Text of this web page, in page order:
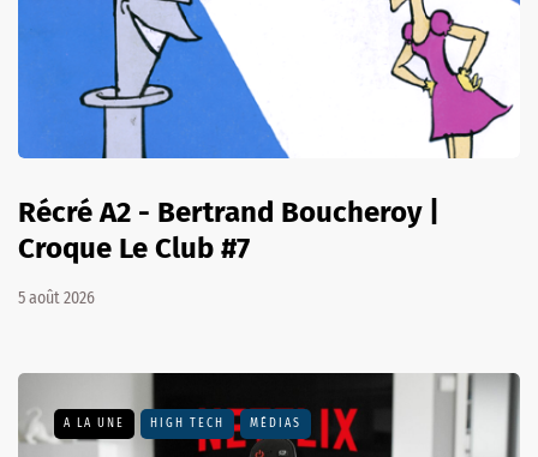
Récré A2 - Bertrand Boucheroy |
Croque Le Club #7
5 août 2026
A LA UNE HIGH TECH MÉDIAS